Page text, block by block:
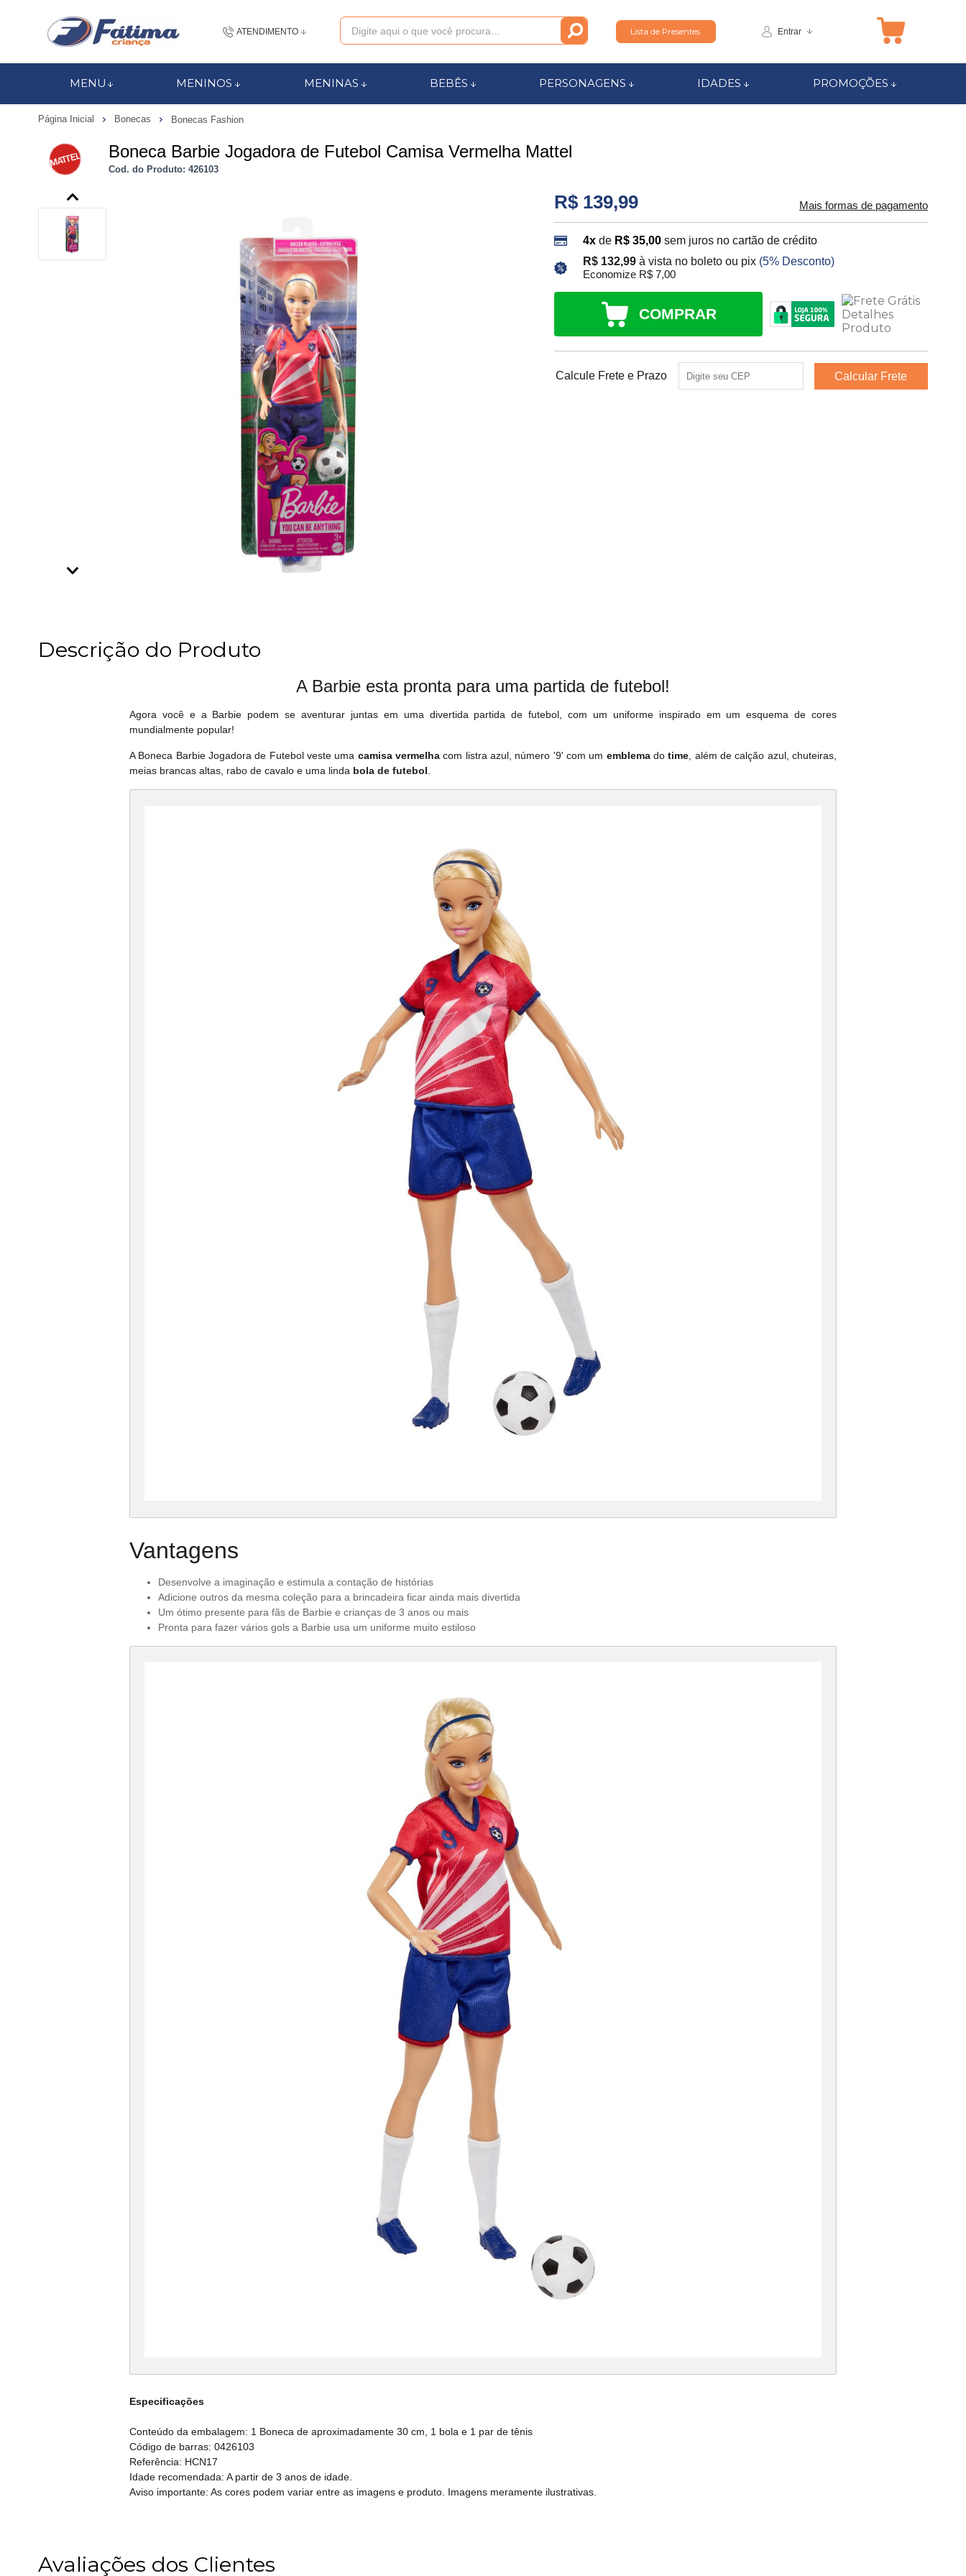
ATENDIMENTO Lista de Presentes Entrar
MENU MENINOS MENINAS BEBÊS PERSONAGENS IDADES PROMOÇÕES
Página Inicial Bonecas Bonecas Fashion
Boneca Barbie Jogadora de Futebol Camisa Vermelha Mattel
Cod. do Produto: 426103
R$ 139,99 Mais formas de pagamento
4x de R$ 35,00 sem juros no cartão de crédito
R$ 132,99à vista no boleto ou pix (5% Desconto)
Economize R$ 7,00
COMPRAR
Calcule Frete e Prazo
Descrição do Produto
A Barbie esta pronta para uma partida de futebol!
Agora você e a Barbie podem se aventurar juntas em uma divertida partida de futebol, com um uniforme inspirado em um esquema de cores
mundialmente popular!
A Boneca Barbie Jogadora de Futebol veste uma camisa vermelhacom listra azul, número '9' com um emblemadotime , além de calção azul, chuteiras,
meias brancas altas, rabo de cavalo e uma linda bola de futebol
Vantagens
Desenvolve a imaginação e estimula a contação de histórias
Adicione outros da mesma coleção para a brincadeira ficar ainda mais divertida
Um ótimo presente para fãs de Barbie e crianças de 3 anos ou mais
Pronta para fazer vários gols a Barbie usa um uniforme muito estiloso
Especificações
Conteúdo da embalagem: 1 Boneca de aproximadamente 30 cm, 1 bola e 1 par de tênis
Código de barras: 0426103
Referência: HCN17
Idade recomendada: A partir de 3 anos de idade.
Aviso importante: As cores podem variar entre as imagens e produto. Imagens meramente ilustrativas.
Avaliações dos Clientes